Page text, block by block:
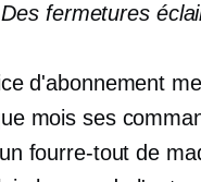
Des fermetures
d'abonnement
mois ses
fourre-tout de